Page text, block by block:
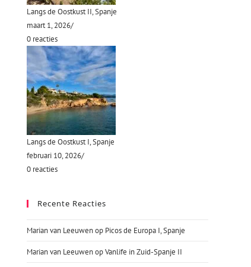
Langs de Oostkust II, Spanje
maart 1, 2026/
0 reacties
Langs de Oostkust I, Spanje
februari 10, 2026/
0 reacties
Recente Reacties
Marian van Leeuwenop Picos de Europa I, Spanje
Marian van LeeuwenopVanlife in Zuid-Spanje II